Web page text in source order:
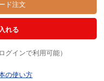
ド注文
れる
グインで利用可能）
の使い方